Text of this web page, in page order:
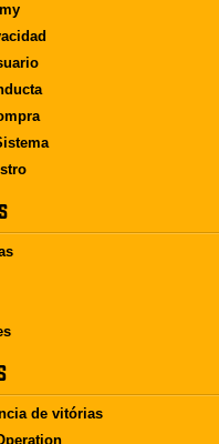
de vitórias